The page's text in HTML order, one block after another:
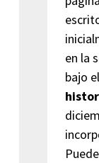
en la
bajo